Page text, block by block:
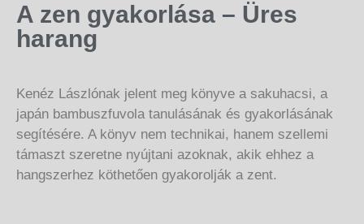
A zen gyakorlása – Üres
harang
Kenéz Lászlónak jelent meg könyve a sakuhacsi, a
japán bambuszfuvola tanulásának és gyakorlásának
segítésére. A könyv nem technikai, hanem szellemi
támaszt szeretne nyújtani azoknak, akik ehhez a
hangszerhez köthetően gyakorolják a zent.